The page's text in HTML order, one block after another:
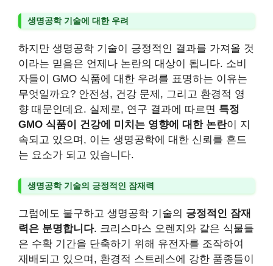
생명공학 기술에 대한 우려
하지만 생명공학 기술이 긍정적인 결과를 가져올 것
이라는 믿음은 언제나 논란의 대상이 됩니다. 소비
자들이 GMO 식품에 대한 우려를 표명하는 이유는
무엇일까요? 안전성, 건강 문제, 그리고 환경적 영
향 때문인데요. 실제로, 연구 결과에 따르면 특정
GMO 식품이 건강에 미치는 영향에 대한 논란이 지
속되고 있으며, 이는 생명공학에 대한 신뢰를 흔드
는 요소가 되고 있습니다.
생명공학 기술의 긍정적인 잠재력
그럼에도 불구하고 생명공학 기술의 긍정적인 잠재
력은 분명합니다. 크리스마스 오렌지와 같은 식물들
은 수확 기간을 단축하기 위해 유전자를 조작하여
재배되고 있으며, 환경적 스트레스에 강한 품종들이